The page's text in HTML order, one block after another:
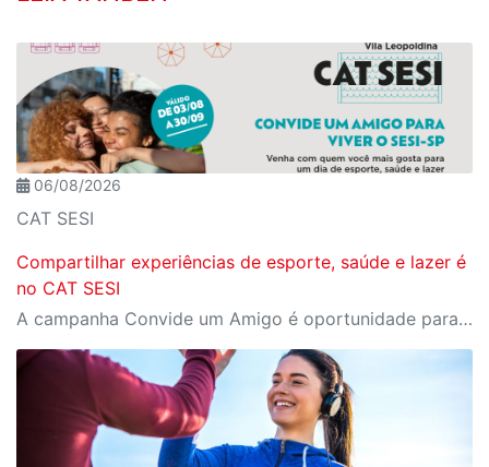
06/08/2026
CAT SESI
Compartilhar experiências de esporte, saúde e lazer é
no CAT SESI
A campanha Convide um Amigo é oportunidade para reunir amigos para aproveitar juntos toda estrutura da unidade SESI-SP mais próxima. Os benefícios para clientes e convidados estão no regulamento.